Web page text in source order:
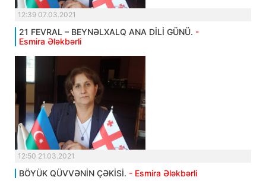
12:39 07.03.2021
21 FEVRAL – BEYNƏLXALQ ANA DİLİ GÜNÜ. -
Esmira Ələkbərli
12:50 21.03.2021
BÖYÜK QÜVVƏNİN ÇƏKİSİ. - Esmira Ələkbərli